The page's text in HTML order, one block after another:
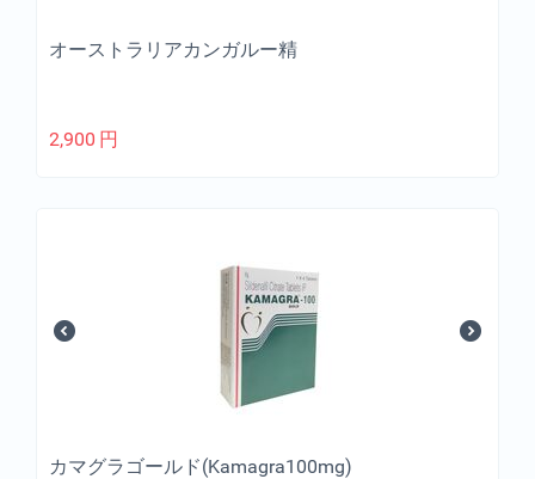
オーストラリアカンガルー精
2,900 円
カマグラゴールド(Kamagra100mg)